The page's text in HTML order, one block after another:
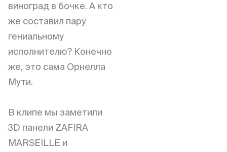
виноград в бочке. А кто
же составил пару
гениальному
исполнителю? Конечно
же, это сама Орнелла
Мути.
В клипе мы заметили
3D панели ZAFIRA
MARSEILLE и